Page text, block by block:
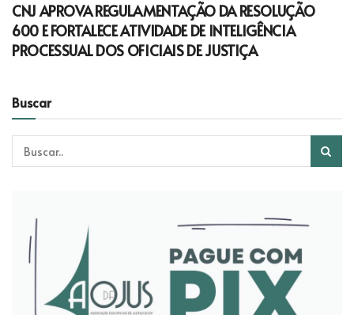
CNJ APROVA REGULAMENTAÇÃO DA RESOLUÇÃO
600 E FORTALECE ATIVIDADE DE INTELIGÊNCIA
PROCESSUAL DOS OFICIAIS DE JUSTIÇA
Buscar